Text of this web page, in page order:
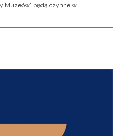
Muzeów” będą czynne w